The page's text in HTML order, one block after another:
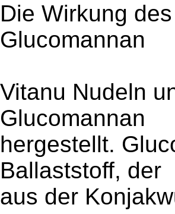
Die Wirkung
Glucomannan
Vitanu Nudeln
Glucomannan
hergestellt.
Ballaststoff, der
aus der